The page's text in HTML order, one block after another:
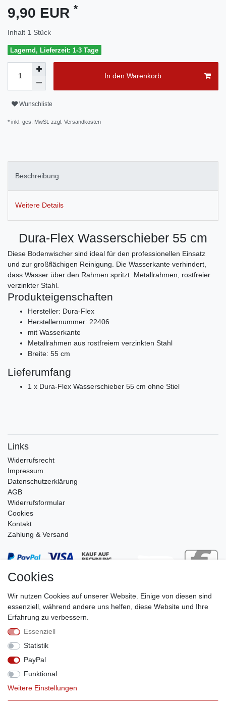
9,90 EUR *
Inhalt 1 Stück
Lagernd, Lieferzeit: 1-3 Tage
In den Warenkorb
Wunschliste
* inkl. ges. MwSt. zzgl. Versandkosten
Beschreibung
Weitere Details
Dura-Flex Wasserschieber 55 cm
Diese Bodenwischer sind ideal für den professionellen Einsatz
und zur großflächigen Reinigung. Die Wasserkante verhindert,
dass Wasser über den Rahmen spritzt. Metallrahmen, rostfreier
verzinkter Stahl.
Produkteigenschaften
Hersteller: Dura-Flex
Herstellernummer: 22406
mit Wasserkante
Metallrahmen aus rostfreiem verzinkten Stahl
Breite: 55 cm
Lieferumfang
1 x Dura-Flex Wasserschieber 55 cm ohne Stiel
Links
Widerrufs­recht
Impressum
Daten­schutz­erklärung
AGB
Widerrufsformular
Cookies
Kontakt
Zahlung & Versand
Stephan Roth GmbH
Cookies
Wir nutzen Cookies auf unserer Website. Einige von diesen sind
essenziell, während andere uns helfen, diese Website und Ihre
Erfahrung zu verbessern.
Essenziell
Statistik
PayPal
Funktional
Weitere Einstellungen